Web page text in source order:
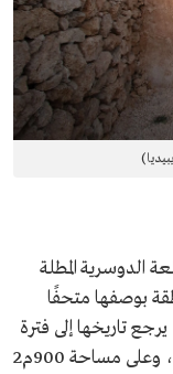
الدوسرية المطلة
بوصفها متحفًا
تاريخها إلى فترة
سقوط الأندلس، تقع على ارتفاع 200م تقريبًا، وعلى مساحة 900م2